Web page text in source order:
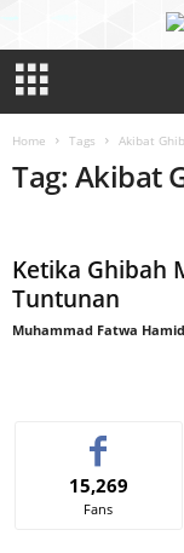
Home Tags Akibat
Tag: Akibat
Ketika Ghibah
Tuntunan
Muhammad Fatwa
15,269
Fans